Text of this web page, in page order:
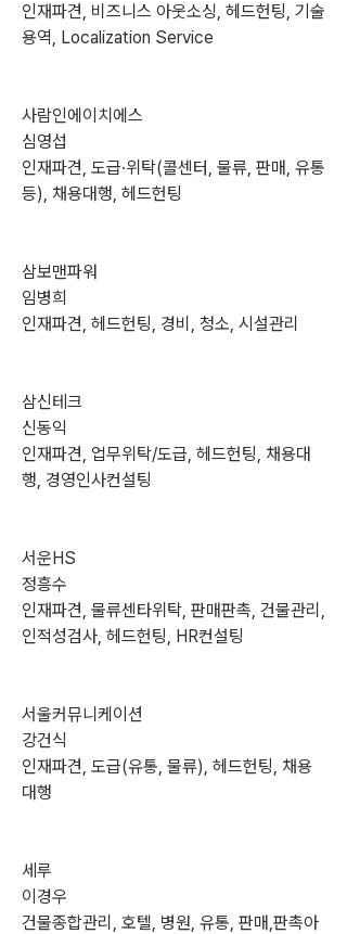
인재파견, 비즈니스 아웃소싱, 헤드헌팅, 기술
용역, Localization Service
사람인에이치에스
심영섭
인재파견, 도급·위탁(콜센터, 물류, 판매, 유통
등), 채용대행, 헤드헌팅
삼보맨파워
임병희
인재파견, 헤드헌팅, 경비, 청소, 시설관리
삼신테크
신동익
인재파견, 업무위탁/도급, 헤드헌팅, 채용대
행, 경영인사컨설팅
서운HS
정흥수
인재파견, 물류센타위탁, 판매판촉, 건물관리,
인적성검사, 헤드헌팅, HR컨설팅
서울커뮤니케이션
강건식
인재파견, 도급(유통, 물류), 헤드헌팅, 채용
대행
세루
이경우
건물종합관리, 호텔, 병원, 유통, 판매,판촉아